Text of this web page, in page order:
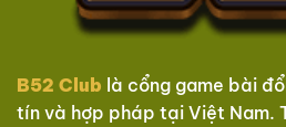
B52 Club là cổng game bài
tín và hợp pháp tại Việt Nam.